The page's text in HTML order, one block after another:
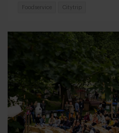
Foodservice Citytrip